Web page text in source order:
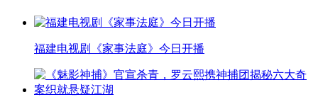
福建电视剧《家事法庭》今日开播